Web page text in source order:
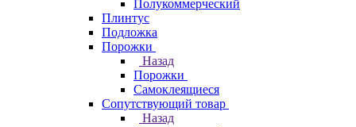
Полукоммерческий
Плинтус
Подложка
Порожки
Назад
Порожки
Самоклеящиеся
Сопутствующий товар
Назад